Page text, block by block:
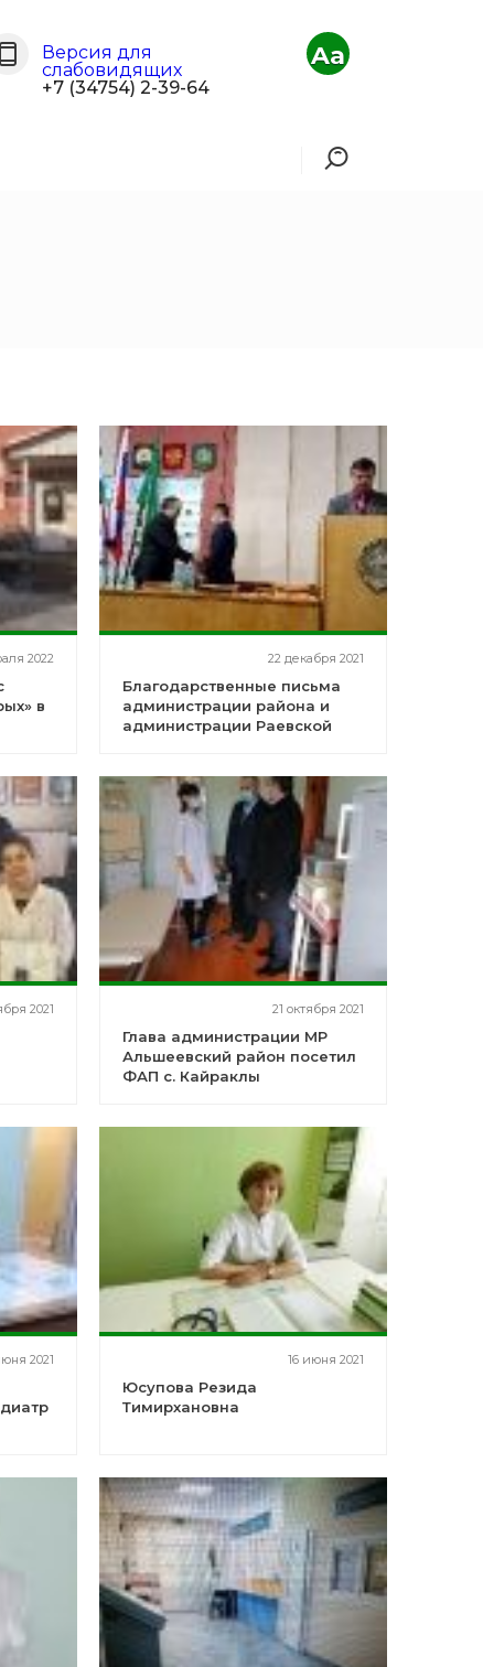
Версия для
слабовидящих
+7 (34754) 2-39-64
Aa
2022
в
22 декабря 2021
Благодарственные письма
администрации района и
администрации Раевской
2021 21 октября 2021
Глава администрации МР
Альшеевский район посетил
ФАП с. Кайраклы
2021 16 июня 2021
Юсупова Резида
Тимирхановна